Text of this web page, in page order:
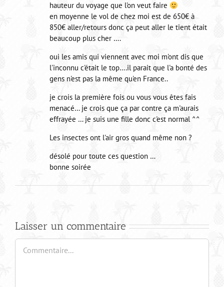
hauteur du voyage que l'on veut faire
en moyenne le vol de chez moi est de 650€ à
850€ aller/retours donc ça peut aller le tient était
beaucoup plus cher ….
oui les amis qui viennent avec moi m'ont dis que
l'inconnu c'était le top….il parait que l'a bonté des
gens n'est pas la même qu'en France..
je crois la première fois ou vous vous êtes fais
menacé… je crois que ça par contre ça m'aurais
effrayée … je suis une fille donc c'est normal ^^
Les insectes ont l'air gros quand même non ?
désolé pour toute ces question …
bonne soirée
Laisser un commentaire